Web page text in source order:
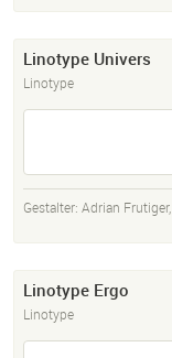
Linotype Univers
Linotype
Gestalter: Adrian Frutiger,
Linotype Ergo
Linotype